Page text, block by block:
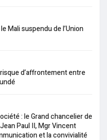
Mali suspendu de l’Union
d’affrontement entre
: le Grand chancelier de
Paul II, Mgr Vincent
et la convivialité